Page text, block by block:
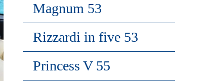
Magnum 53
Rizzardi in five 53
Princess V 55